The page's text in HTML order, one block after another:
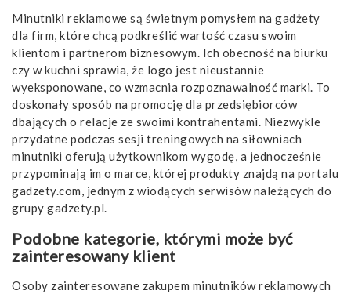
Minutniki reklamowe są świetnym pomysłem na gadżety
dla firm, które chcą podkreślić wartość czasu swoim
klientom i partnerom biznesowym. Ich obecność na biurku
czy w kuchni sprawia, że logo jest nieustannie
wyeksponowane, co wzmacnia rozpoznawalność marki. To
doskonały sposób na promocję dla przedsiębiorców
dbających o relacje ze swoimi kontrahentami. Niezwykle
przydatne podczas sesji treningowych na siłowniach
minutniki oferują użytkownikom wygodę, a jednocześnie
przypominają im o marce, której produkty znajdą na portalu
gadzety.com, jednym z wiodących serwisów należących do
grupy gadzety.pl.
Podobne kategorie, którymi może być
zainteresowany klient
Osoby zainteresowane zakupem minutników reklamowych